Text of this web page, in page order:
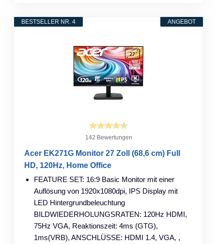
ANGEBOT
BESTSELLER NR. 4
142 Bewertungen
Acer EK271G Monitor 27 Zoll (68,6 cm) Full
HD, 120Hz, Home Office
FEATURE SET: 16:9 Basic Monitor mit einer
Auflösung von 1920x1080dpi, IPS Display mit
LED Hintergrundbeleuchtung
BILDWIEDERHOLUNGSRATEN: 120Hz HDMI,
75Hz VGA, Reaktionszeit: 4ms (GTG),
1ms(VRB), ANSCHLÜSSE: HDMI 1.4, VGA, ,